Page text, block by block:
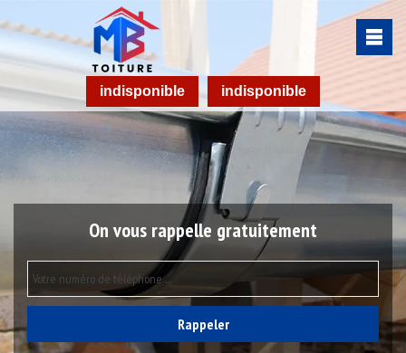
indisponible indisponible
On vous rappelle gratuitement